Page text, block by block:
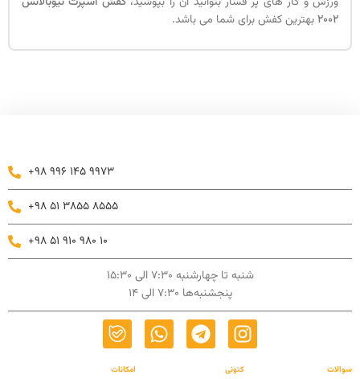
2002بهترین کفش برای شما می باشد.
+98 996 145 9973
+98 51 3855 8555
+98 51 910 980 10
شنبه تا چهارشنبه 7:30 الی 15:30
پنجشنبه‌ها 7:30 الی 14
سوالات
کتونی
امکانات